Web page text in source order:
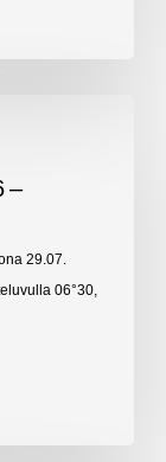
–
29.07.
06°30,